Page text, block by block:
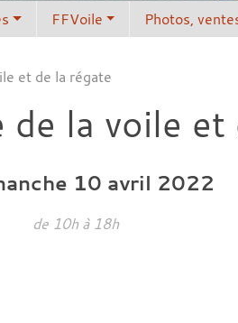
FFVoile Photos,
et de la régate
la voile et
10 avril 2022
de 10h à 18h